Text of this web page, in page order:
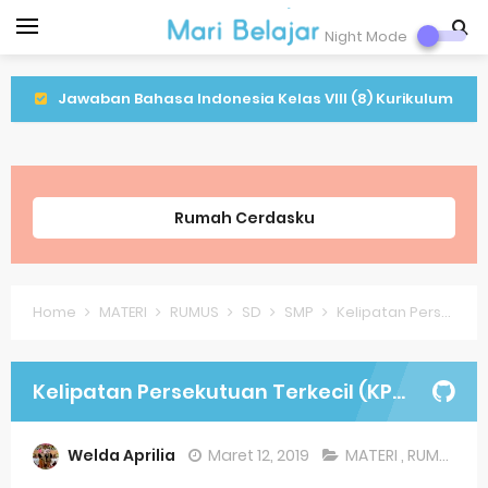
Jawaban Bahasa Indonesia Kelas VIII (8) Kurikulum
Merdeka Halaman 7
Fungsinya (BUPENA Halaman 3-5)
Latihan Tema 1 Subtema 1 Kelas 5
Rumah Cerdasku
Home MATERI RUMUS SD SMP Kelipatan Persekutuan Terkecil (KPK)
Kelipatan Persekutuan Terkecil (KPK)
Welda Aprilia Maret 12, 2019 MATERI , RUMUS
Night Mode